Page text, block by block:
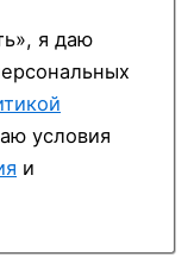
я даю
условия
и